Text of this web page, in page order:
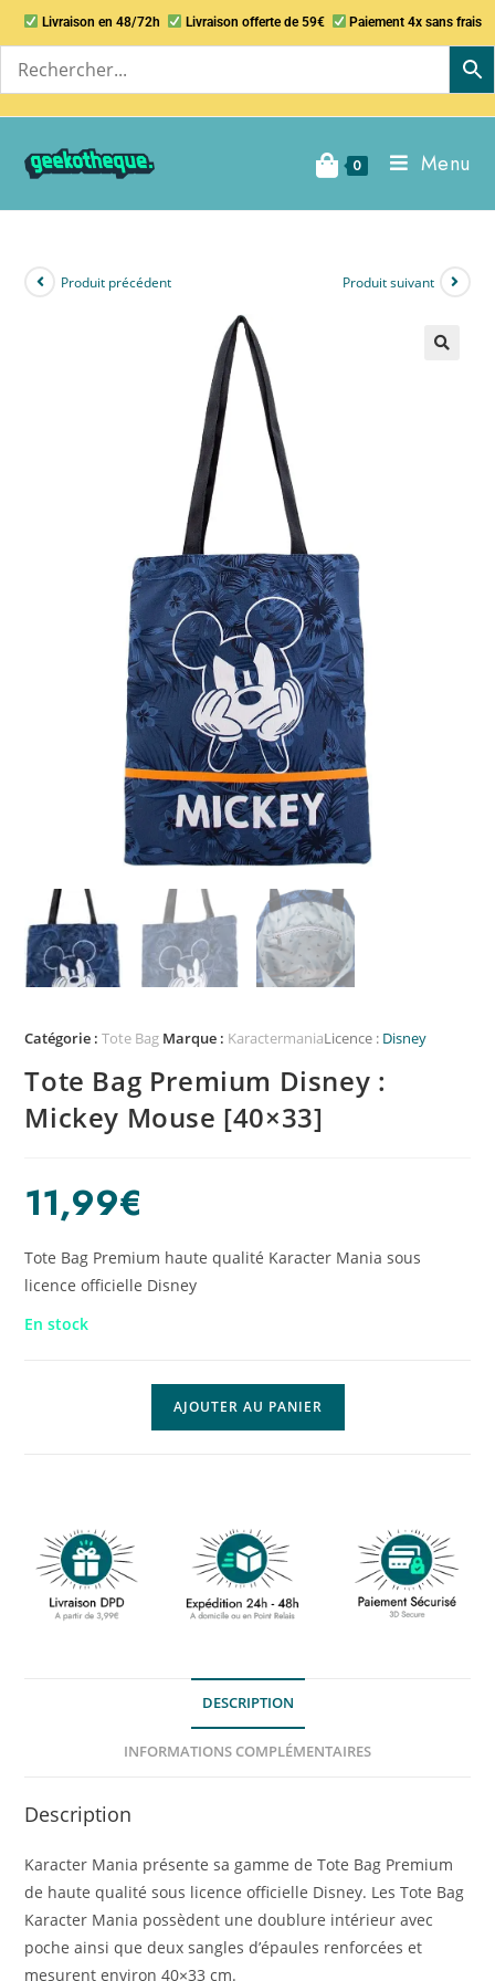
Livraison en 48/72h Livraison offerte de 59€ Paiement 4x sans frais
0 Menu
Produit précédent Produit suivant
Catégorie :Tote Bag Marque : KaractermaniaLicence : Disney
Tote Bag Premium Disney :
Mickey Mouse [40×33]
11,99€
Tote Bag Premium haute qualité Karacter Mania sous
licence officielle Disney
En stock
AJOUTER AU PANIER
DESCRIPTION
INFORMATIONS COMPLÉMENTAIRES
Description
Karacter Mania présente sa gamme de Tote Bag Premium
de haute qualité sous licence officielle Disney. Les Tote Bag
Karacter Mania possèdent une doublure intérieur avec
poche ainsi que deux sangles d’épaules renforcées et
mesurent environ 40×33 cm.